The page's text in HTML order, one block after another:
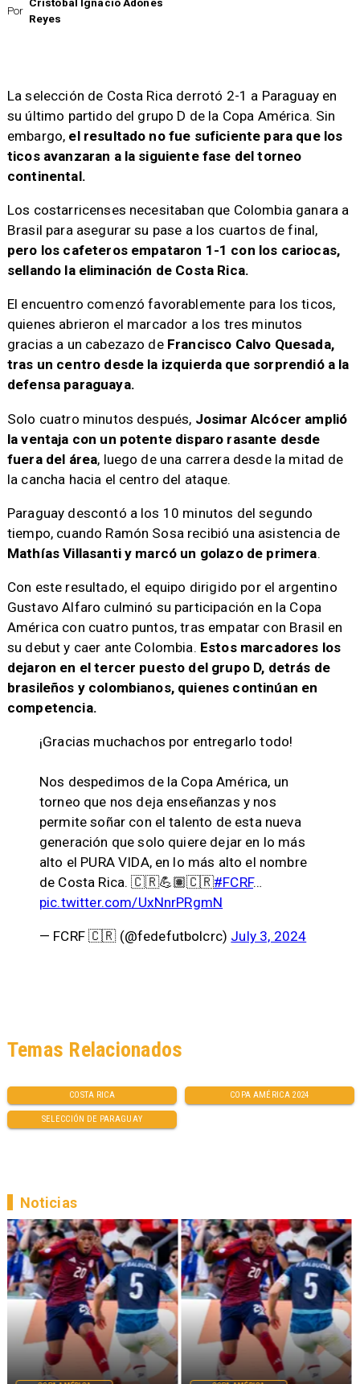
Por
Cristóbal Ignacio Adones
Reyes
La selección de Costa Rica derrotó 2-1 a Paraguay en
su último partido del grupo D de la Copa América. Sin
embargo, el resultado no fue suficiente para que los
ticos avanzaran a la siguiente fase del torneo
continental.
Los costarricenses necesitaban que Colombia ganara a
Brasil para asegurar su pase a los cuartos de final,
pero los cafeteros empataron 1-1 con los cariocas,
sellando la eliminación de Costa Rica.
El encuentro comenzó favorablemente para los ticos,
quienes abrieron el marcador a los tres minutos
gracias a un cabezazo de Francisco Calvo Quesada,
tras un centro desde la izquierda que sorprendió a la
defensa paraguaya.
Solo cuatro minutos después, Josimar Alcócer amplió
la ventaja con un potente disparo rasante desde
fuera del área, luego de una carrera desde la mitad de
la cancha hacia el centro del ataque.
Paraguay descontó a los 10 minutos del segundo
tiempo, cuando Ramón Sosa recibió una asistencia de
Mathías Villasanti y marcó un golazo de primera.
Con este resultado, el equipo dirigido por el argentino
Gustavo Alfaro culminó su participación en la Copa
América con cuatro puntos, tras empatar con Brasil en
su debut y caer ante Colombia. Estos marcadores los
dejaron en el tercer puesto del grupo D, detrás de
brasileños y colombianos, quienes continúan en
competencia.
¡Gracias muchachos por entregarlo todo!
Nos despedimos de la Copa América, un
torneo que nos deja enseñanzas y nos
permite soñar con el talento de esta nueva
generación que solo quiere dejar en lo más
alto el PURA VIDA, en lo más alto el nombre
de Costa Rica. 🇨🇷💪🏽🇨🇷#FCRF…
pic.twitter.com/UxNnrPRgmN
— FCRF 🇨🇷 (@fedefutbolcrc) July 3, 2024
COSTA RICA COPA AMÉRICA 2024
SELECCIÓN DE PARAGUAY
Temas Relacionados
Noticias